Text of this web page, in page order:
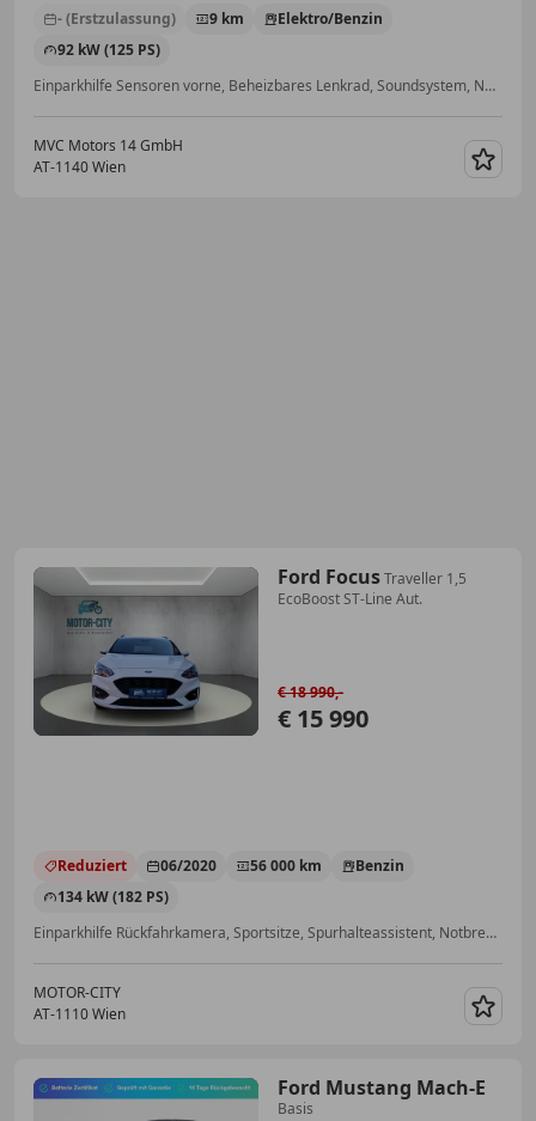
- (Erstzulassung) 9 km
Elektro/Benzin
92 kW (125 PS)
Einparkhilfe Sensoren vorne, Beheizbares Lenkrad, Soundsystem, Navigationssystem, Sitzheizung, Regensensor, Alufelgen, Beheizbare Frontscheibe
MVC Motors 14 GmbH
AT-1140 Wien
Ford FocusTraveller 1,5
EcoBoost ST-Line Aut.
€ 15 990
€ 18 990,-
Reduziert 06/2020 56 000 km
Benzin
134 kW (182 PS)
Einparkhilfe Rückfahrkamera, Sportsitze, Spurhalteassistent, Notbremsassistent, Dachreling, ABS, Alufelgen, Induktionsladen für Smartphones
MOTOR-CITY
AT-1110 Wien
Ford Mustang Mach-E
Basis